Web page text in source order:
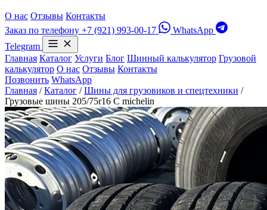
О нас Отзывы Контакты
Заказ по телефону +7 (921) 993-00-17
WhatsApp
Telegram
Главная Каталог Услуги Блог Шинный калькулятор Грузовой
калькулятор О нас Отзывы Контакты
Позвонить WhatsApp
Главная / Каталог / Шины для грузовиков и спецтехники /
Грузовые шины 205/75r16 C michelin